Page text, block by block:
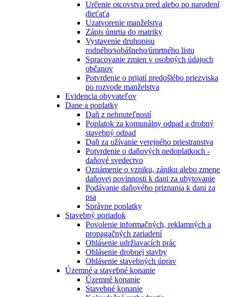
Určenie otcovstva pred alebo po narodení
dieťaťa
Uzatvorenie manželstva
Zápis úmrtia do matriky
Vystavenie druhopisu
rodného⁄sobášneho⁄úmrtného listu
Spracovanie zmien v osobných údajoch
občanov
Potvrdenie o prijatí predošlého priezviska
po rozvode manželstva
Evidencia obyvateľov
Dane a poplatky
Daň z nehnuteľností
Poplatok za komunálny odpad a drobný
stavebný odpad
Daň za užívanie verejného priestranstva
Potvrdenie o daňových nedoplatkoch -
daňové svedectvo
Oznámenie o vzniku, zániku alebo zmene
daňovej povinnosti k dani za ubytovanie
Podávanie daňového priznania k dani za
psa
Správne poplatky
Stavebný poriadok
Povolenie informačných, reklamných a
propagačných zariadení
Ohlásenie udržiavacích prác
Ohlásenie drobnej stavby
Ohlásenie stavebných úprav
Územné a stavebné konanie
Územné konanie
Stavebné konanie